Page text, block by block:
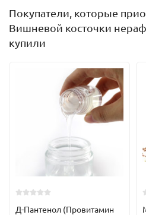
Покупатели, которые
Вишневой косточки
купили
Д-Пантенол (Провитамин